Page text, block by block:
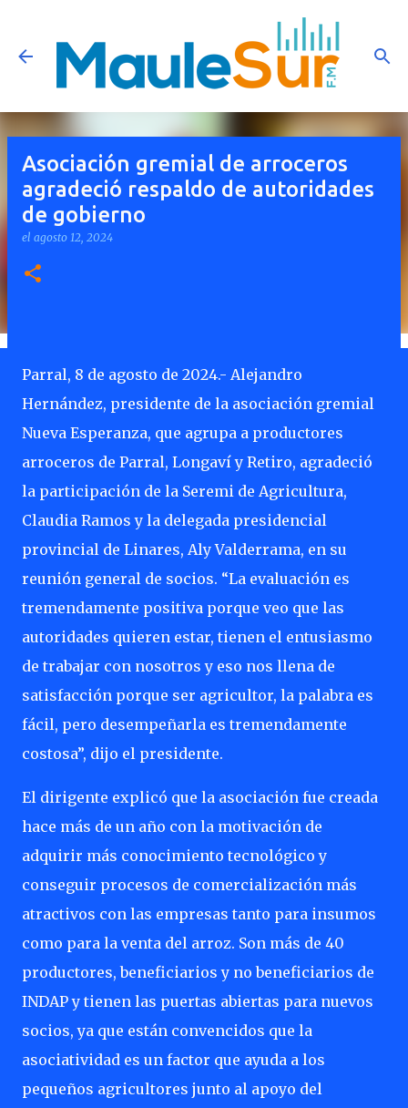
Ir al contenido principal
Asociación gremial de arroceros
agradeció respaldo de autoridades
de gobierno
el agosto 12, 2024
Parral, 8 de agosto de 2024.- Alejandro
Hernández, presidente de la asociación gremial
Nueva Esperanza, que agrupa a productores
arroceros de Parral, Longaví y Retiro, agradeció
la participación de la Seremi de Agricultura,
Claudia Ramos y la delegada presidencial
provincial de Linares, Aly Valderrama, en su
reunión general de socios. “La evaluación es
tremendamente positiva porque veo que las
autoridades quieren estar, tienen el entusiasmo
de trabajar con nosotros y eso nos llena de
satisfacción porque ser agricultor, la palabra es
fácil, pero desempeñarla es tremendamente
costosa”, dijo el presidente.
El dirigente explicó que la asociación fue creada
hace más de un año con la motivación de
adquirir más conocimiento tecnológico y
conseguir procesos de comercialización más
atractivos con las empresas tanto para insumos
como para la venta del arroz. Son más de 40
productores, beneficiarios y no beneficiarios de
INDAP y tienen las puertas abiertas para nuevos
socios, ya que están convencidos que la
asociatividad es un factor que ayuda a los
pequeños agricultores junto al apoyo del